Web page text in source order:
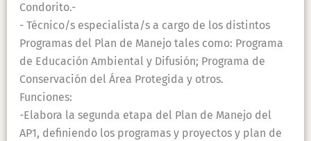
Condorito.-
- Técnico/s especialista/s a cargo de los distintos
Programas del Plan de Manejo tales como: Programa
de Educación Ambiental y Difusión; Programa de
Conservación del Área Protegida y otros.
Funciones:
-Elabora la segunda etapa del Plan de Manejo del
AP1, definiendo los programas y proyectos y plan de